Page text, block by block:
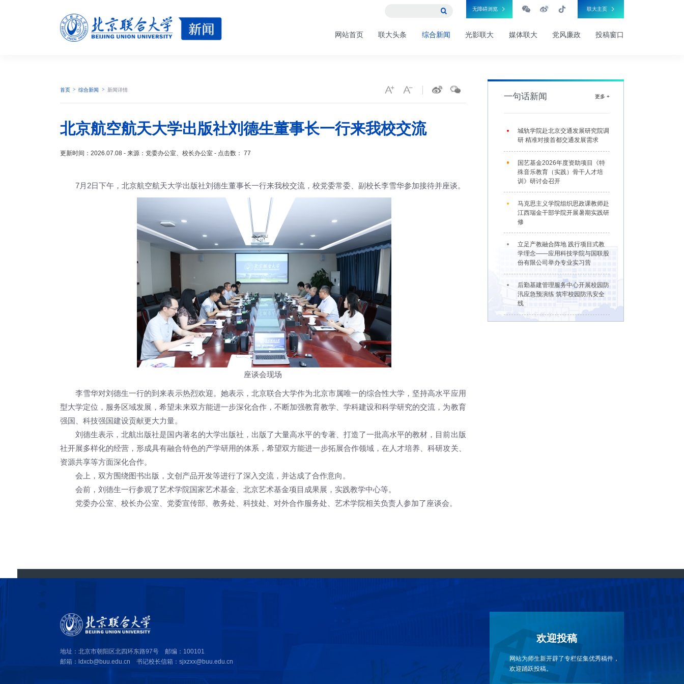
无障碍浏览 联大主页
网站首页 联大头条 综合新闻 光影联大 媒体联大 党风廉政 投稿窗口
首页 综合新闻 新闻详情
北京航空航天大学出版社刘德生董事长一行来我校交流
更新时间：2026.07.08 - 来源：党委办公室、校长办公室 - 点击数： 77
7月2日下午，北京航空航天大学出版社刘德生董事长一行来我校交流，校党委常委、副校长李雪华参加接待并座谈。
座谈会现场
李雪华对刘德生一行的到来表示热烈欢迎。她表示，北京联合大学作为北京市属唯一的综合性大学，坚持高水平应用
型大学定位，服务区域发展，希望未来双方能进一步深化合作，不断加强教育教学、学科建设和科学研究的交流，为教育
强国、科技强国建设贡献更大力量。
刘德生表示，北航出版社是国内著名的大学出版社，出版了大量高水平的专著、打造了一批高水平的教材，目前出版
社开展多样化的经营，形成具有融合特色的产学研用的体系，希望双方能进一步拓展合作领域，在人才培养、科研攻关、
资源共享等方面深化合作。
会上，双方围绕图书出版，文创产品开发等进行了深入交流，并达成了合作意向。
会前，刘德生一行参观了艺术学院国家艺术基金、北京艺术基金项目成果展，实践教学中心等。
党委办公室、校长办公室、党委宣传部、教务处、科技处、对外合作服务处、艺术学院相关负责人参加了座谈会。
一句话新闻 更多 +
城轨学院赴北京交通发展研究院调
研 精准对接首都交通发展需求
国艺基金2026年度资助项目《特
殊音乐教育（实践）骨干人才培
训》研讨会召开
马克思主义学院组织思政课教师赴
江西瑞金干部学院开展暑期实践研
修
立足产教融合阵地 践行项目式教
学理念——应用科技学院与国联股
份有限公司举办专业实习营
后勤基建管理服务中心开展校园防
汛应急预演练 筑牢校园防汛安全
线
欢迎投稿
网站为师生新开辟了专栏征集优秀稿件，
欢迎踊跃投稿。
地址：北京市朝阳区北四环东路97号 邮编：100101
邮箱：ldxcb@buu.edu.cn 书记校长信箱：sjxzxx@buu.edu.cn